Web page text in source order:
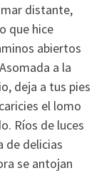
distante,
que hice
abiertos
a la
deja a tus pies
el lomo
Rí­os de luces
de delicias
se antojan